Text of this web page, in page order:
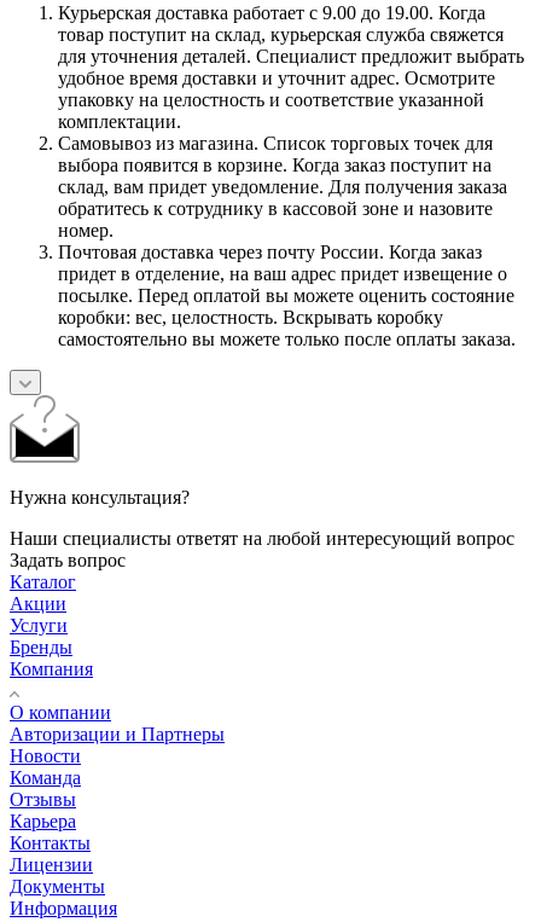
Курьерская доставка работает с 9.00 до 19.00. Когда
товар поступит на склад, курьерская служба свяжется
для уточнения деталей. Специалист предложит выбрать
удобное время доставки и уточнит адрес. Осмотрите
упаковку на целостность и соответствие указанной
комплектации.
Самовывоз из магазина. Список торговых точек для
выбора появится в корзине. Когда заказ поступит на
склад, вам придет уведомление. Для получения заказа
обратитесь к сотруднику в кассовой зоне и назовите
номер.
Почтовая доставка через почту России. Когда заказ
придет в отделение, на ваш адрес придет извещение о
посылке. Перед оплатой вы можете оценить состояние
коробки: вес, целостность. Вскрывать коробку
самостоятельно вы можете только после оплаты заказа.
Нужна консультация?
Наши специалисты ответят на любой интересующий вопрос
Задать вопрос
Каталог
Акции
Услуги
Бренды
Компания
О компании
Авторизации и Партнеры
Новости
Команда
Отзывы
Карьера
Контакты
Лицензии
Документы
Информация